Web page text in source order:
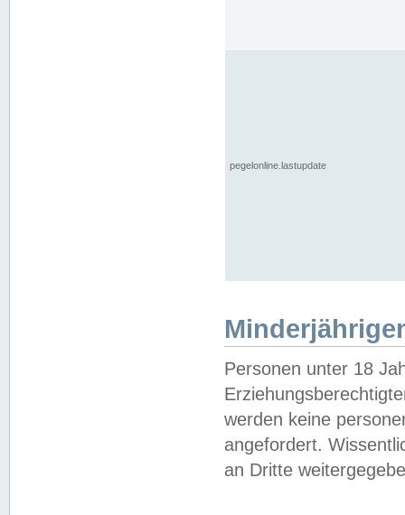
pegelonline.lastupdate
Personen unter 18
werden keine
angefordert.
an Dritte